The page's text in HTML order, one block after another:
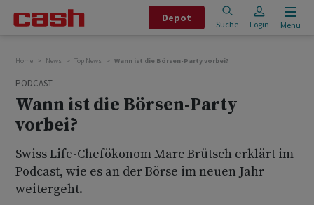
Depot
Suche Login Menu
Home News Top News Wann ist die Börsen-Party vorbei?
PODCAST
Wann ist die Börsen-Party
vorbei?
Swiss Life-Chefökonom Marc Brütsch erklärt im
Podcast, wie es an der Börse im neuen Jahr
weitergeht.